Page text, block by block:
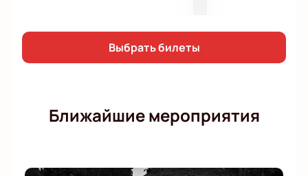
Выбрать билеты
Ближайшие мероприятия